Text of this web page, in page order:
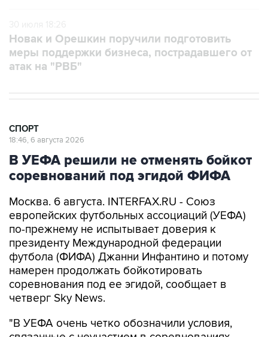
Новак и Орешкин поручили подготовить
меры поддержки бизнеса, пострадавшего от
атак на "РВБ"
СПОРТ
18:46, 6 августа 2026
В УЕФА решили не отменять бойкот
соревнований под эгидой ФИФА
Москва. 6 августа. INTERFAX.RU - Союз
европейских футбольных ассоциаций (УЕФА)
по-прежнему не испытывает доверия к
президенту Международной федерации
футбола (ФИФА) Джанни Инфантино и потому
намерен продолжать бойкотировать
соревнования под ее эгидой, сообщает в
четверг Sky News.
"В УЕФА очень четко обозначили условия,